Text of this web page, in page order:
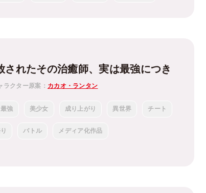
されたその治癒師、実は最強につき
ラクター原案： カカオ・ランタン
最強 美少女 成り上がり 異世界 チート
バトル メディア化作品